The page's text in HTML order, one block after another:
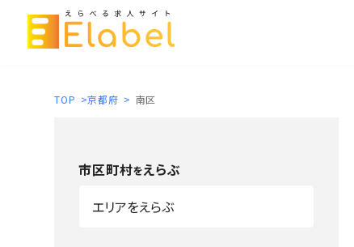
TOP >京都府 > 南区
市区町村をえらぶ